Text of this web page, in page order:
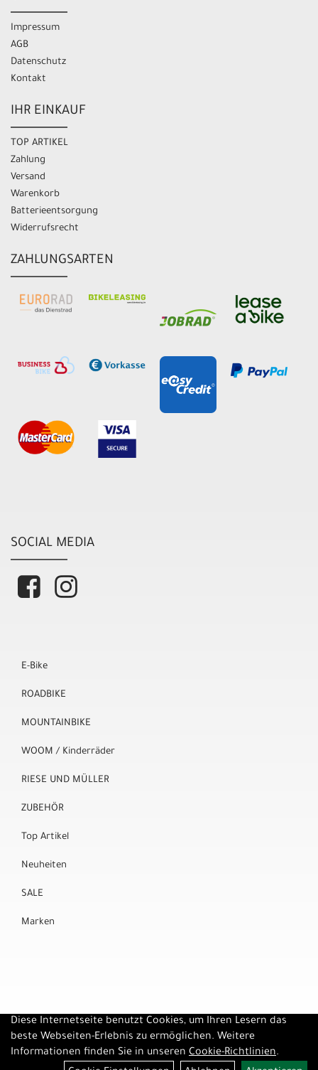
Impressum
AGB
Datenschutz
Kontakt
IHR EINKAUF
TOP ARTIKEL
Zahlung
Versand
Warenkorb
Batterieentsorgung
Widerrufsrecht
ZAHLUNGSARTEN
SOCIAL MEDIA
E-Bike
ROADBIKE
MOUNTAINBIKE
WOOM / Kinderräder
RIESE UND MÜLLER
ZUBEHÖR
Top Artikel
Neuheiten
SALE
Marken
Diese Internetseite benutzt Cookies, um Ihren Lesern das
beste Webseiten-Erlebnis zu ermöglichen. Weitere
Informationen finden Sie in unseren Cookie-Richtlinien.